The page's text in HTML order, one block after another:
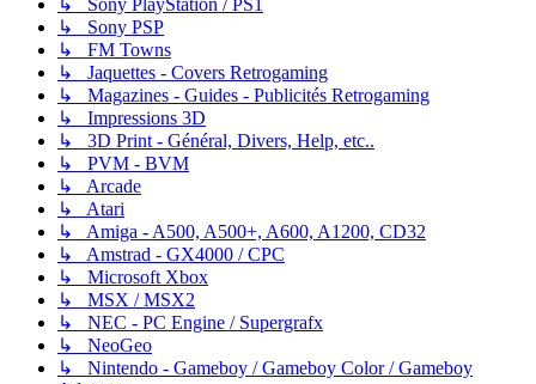
↳ Sony PlayStation / PS1
↳ Sony PSP
↳ FM Towns
↳ Jaquettes - Covers Retrogaming
↳ Magazines - Guides - Publicités Retrogaming
↳ Impressions 3D
↳ 3D Print - Général, Divers, Help, etc..
↳ PVM - BVM
↳ Arcade
↳ Atari
↳ Amiga - A500, A500+, A600, A1200, CD32
↳ Amstrad - GX4000 / CPC
↳ Microsoft Xbox
↳ MSX / MSX2
↳ NEC - PC Engine / Supergrafx
↳ NeoGeo
↳ Nintendo - Gameboy / Gameboy Color / Gameboy